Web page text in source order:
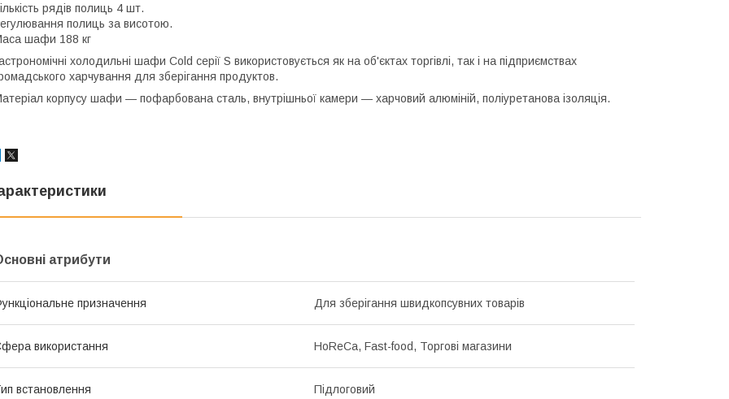
рядів полиць 4 шт.
полиць за висотою.
шафи 188 кг
холодильні шафи Cold серії S використовується як на об'єктах торгівлі, так і на підприємствах
харчування для зберігання пpoдуктoв.
корпусу шафи — пофарбована сталь, внутрішньої камери — харчовий алюміній, поліуретанова ізоляція.
атрибути
призначення Для зберігання швидкопсувних товарів
використання HoReCa, Fast-food, Торгові магазини
встановлення Підлоговий